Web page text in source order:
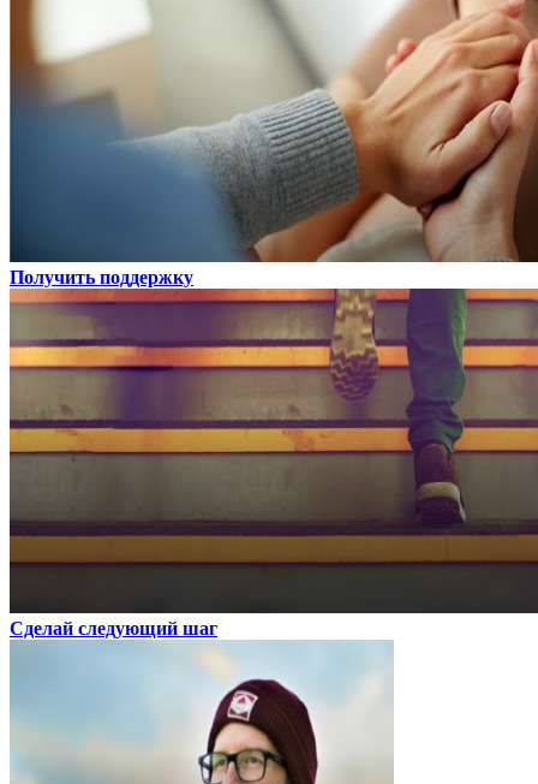
Получить поддержку
Сделай следующий шаг